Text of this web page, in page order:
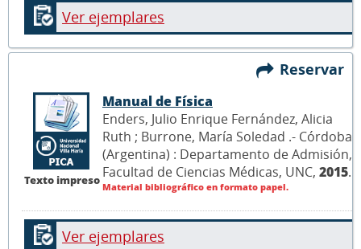
Ver ejemplares
Reservar
Texto impreso
Manual de Física
Enders, Julio Enrique Fernández, Alicia
Ruth ; Burrone, María Soledad .- Córdoba
(Argentina) : Departamento de Admisión,
Facultad de Ciencias Médicas, UNC, 2015.
Material bibliográfico en formato papel.
Ver ejemplares